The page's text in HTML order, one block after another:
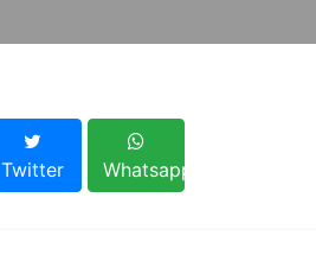
Twitter Whatsapp